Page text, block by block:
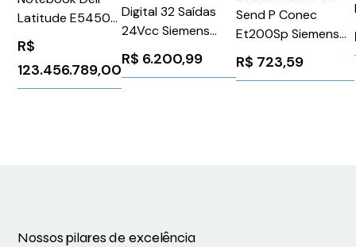
Latitude E5450
51Wh
R$
123.456.789,00
Digital 32 Saídas
24Vcc Siemens
6ES75221BL010AB0
R$ 6.200,99
Send P Conec
Et200Sp Siemens
6ES71415BF000BA0
R$ 723,59
Nossos pilares de excelência